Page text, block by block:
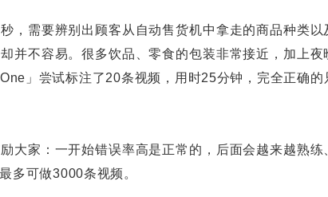
，需要辨别出顾客从自动售货机中拿走的商品种类以
并不容易。很多饮品、零食的包装非常接近，加上夜
」尝试标注了20条视频，用时25分钟，完全正确的
大家：一开始错误率高是正常的，后面会越来越熟练
多可做3000条视频。